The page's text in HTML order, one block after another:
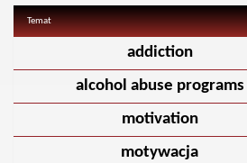
Temat
addiction
alcohol abuse programs
motivation
motywacja